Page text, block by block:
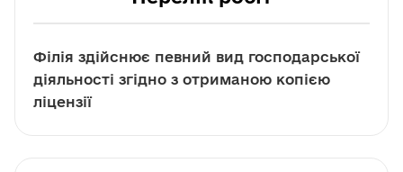
Філія здійснює певний вид господарської
діяльності згідно з отриманою копією
ліцензії